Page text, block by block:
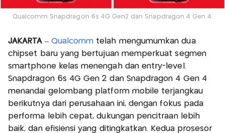
Qualcomm Snapdragon 6s 4G Gen2 dan Snapdragon 4 Gen 4.
JAKARTA– Qualcomm telah mengumumkan dua
chipset baru yang bertujuan memperkuat segmen
smartphone kelas menengah dan entry-level.
Snapdragon 6s 4G Gen 2 dan Snapdragon 4 Gen 4
menandai gelombang platform mobile terjangkau
berikutnya dari perusahaan ini, dengan fokus pada
performa lebih cepat, dukungan pencitraan lebih
baik, dan efisiensi yang ditingkatkan. Kedua prosesor